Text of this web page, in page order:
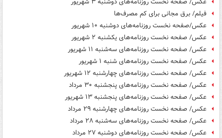
فیلم/ برق مجانی برای کم مصرف‌ها
عکس/صفحه نخست روزنامه‌های دوشنبه ۱۰ شهریور
عکس/ صفحه نخست روزنامه‌های یکشنبه ۲ شهریور
عکس/ صفحه نخست روزنامه‌های سه‌شنبه ۱۱ شهریور
عکس/ صفحه نخست روزنامه‌های شنبه ۱ شهریور
عکس/ صفحه نخست روزنامه‌های چهارشنبه ۱۲ شهریور
عکس/ صفحه نخست روزنامه‌های پنجشنبه ۳۰ مرداد
عکس/ صفحه نخست روزنامه‌های پنجشنبه ۱۳ شهریور
عکس/ صفحه نخست روزنامه‌های چهارشنبه ۲۹ مرداد
عکس/ صفحه نخست روزنامه‌های سه‌شنبه ۲۸ مرداد
عکس/ صفحه نخست روزنامه‌های دوشنبه ۲۷ مرداد